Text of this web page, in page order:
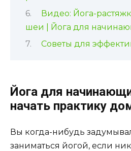
Видео: Йога-
шеи | Йога для
Советы для
Йога для
начать практику
Вы когда-нибудь
заниматься йогой, если